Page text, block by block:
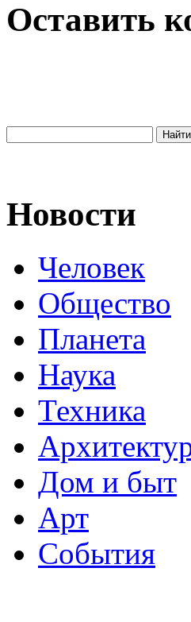
Оставить
Новости
Человек
Общество
Планета
Наука
Техника
Дом и быт
Арт
События